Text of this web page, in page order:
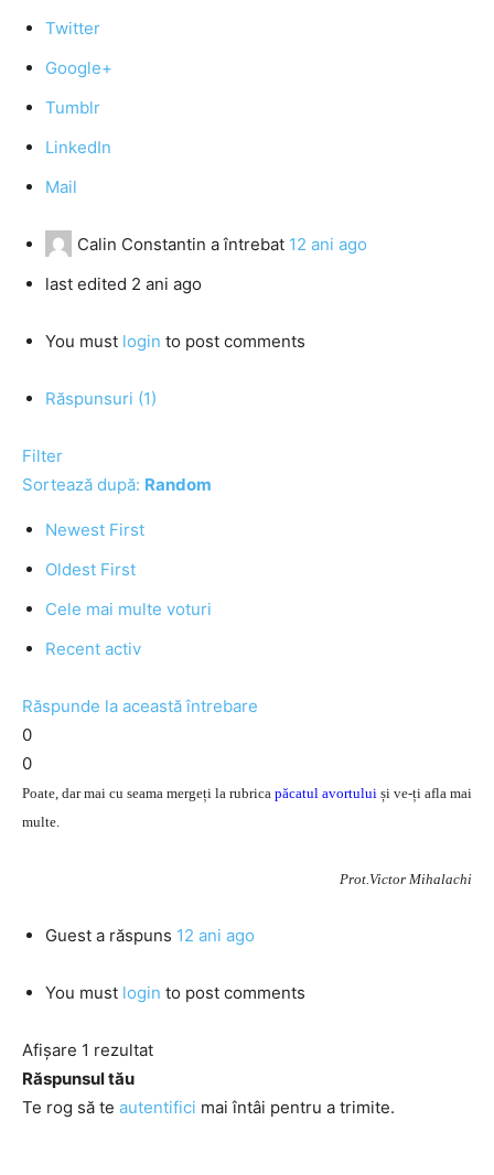
Twitter
Google+
Tumblr
LinkedIn
Mail
Calin Constantin a întrebat 12 ani ago
last edited 2 ani ago
You must login to post comments
Răspunsuri (1)
Filter
Sortează după: Random
Newest First
Oldest First
Cele mai multe voturi
Recent activ
Răspunde la această întrebare
0
0
Poate, dar mai cu seama mergeți la rubrica păcatul avortului și ve-ți afla mai
multe.
Prot.Victor Mihalachi
Guest a răspuns 12 ani ago
You must login to post comments
Afișare 1 rezultat
Răspunsul tău
Te rog să te autentifici mai întâi pentru a trimite.